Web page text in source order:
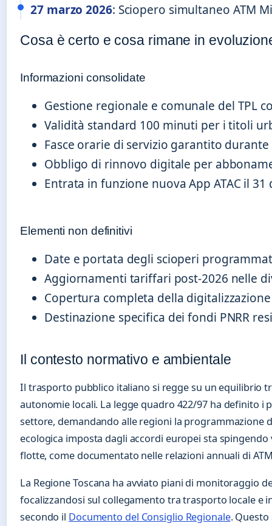
27 marzo 2026: Sciopero simultaneo ATM
Cosa è certo e cosa rimane in
Informazioni consolidate
Gestione regionale e comunale del TPL
Validità standard 100 minuti per i titoli
Fasce orarie di servizio garantito durante
Obbligo di rinnovo digitale per
Entrata in funzione nuova App ATAC il 31
Elementi non definitivi
Date e portata degli scioperi
Aggiornamenti tariffari post-2026 nelle
Copertura completa della
Destinazione specifica dei fondi PNRR
Il contesto normativo e ambientale
Il trasporto pubblico italiano si regge su un equilibrio
autonomie locali. La legge quadro 422/97 ha definito i
settore, demandando alle regioni la programmazione
ecologica imposta dagli accordi europei sta spingendo
flotte, come documentato nelle relazioni annuali di
La Regione Toscana ha avviato piani di monitoraggio
focalizzandosi sul collegamento tra trasporto locale e
secondo il Documento del Consiglio Regionale.